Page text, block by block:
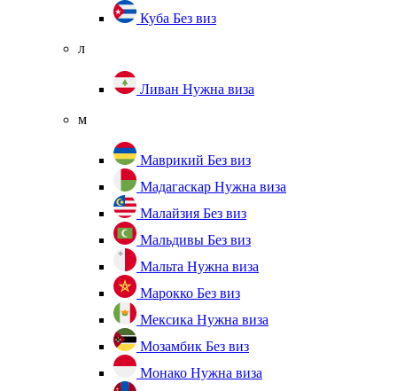
Куба Без виз
л
Ливан Нужна виза
м
Маврикий Без виз
Мадагаскар Нужна виза
Малайзия Без виз
Мальдивы Без виз
Мальта Нужна виза
Марокко Без виз
Мексика Нужна виза
Мозамбик Без виз
Монако Нужна виза